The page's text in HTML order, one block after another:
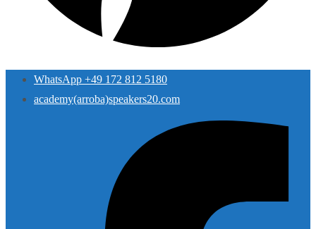
WhatsApp +49 172 812 5180
academy(arroba)speakers20.com